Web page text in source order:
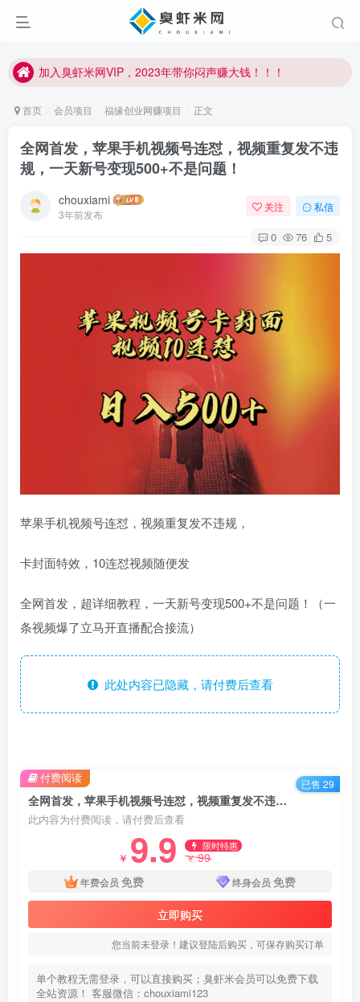
加入臭虾米网VIP，2023年带你闷声赚大钱！！！
加入臭虾米网VIP，2023年带你闷声赚大钱！！！
首页 会员项目 福缘创业网赚项目 正文
全网首发，苹果手机视频号连怼，视频重复发不违
规，一天新号变现500+不是问题！
chouxiami
3年前发布
关注 私信
0 76 5
苹果手机视频号连怼，视频重复发不违规，
卡封面特效，10连怼视频随便发
全网首发，超详细教程，一天新号变现500+不是问题！（一
条视频爆了立马开直播配合接流）
此处内容已隐藏，请付费后查看
全网首发，苹果手机视频号连怼，视频重复发不违规，一天新号变现500+不是问题！
此内容为付费阅读，请付费后查看
￥ 9.9 限时特惠
￥99
年费会员 免费 终身会员 免费
立即购买
您当前未登录！建议登陆后购买，可保存购买订单
单个教程无需登录，可以直接购买；臭虾米会员可以免费下载
全站资源！ 客服微信：chouxiami123
付费阅读 已售 29